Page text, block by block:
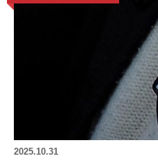
2025.10.31